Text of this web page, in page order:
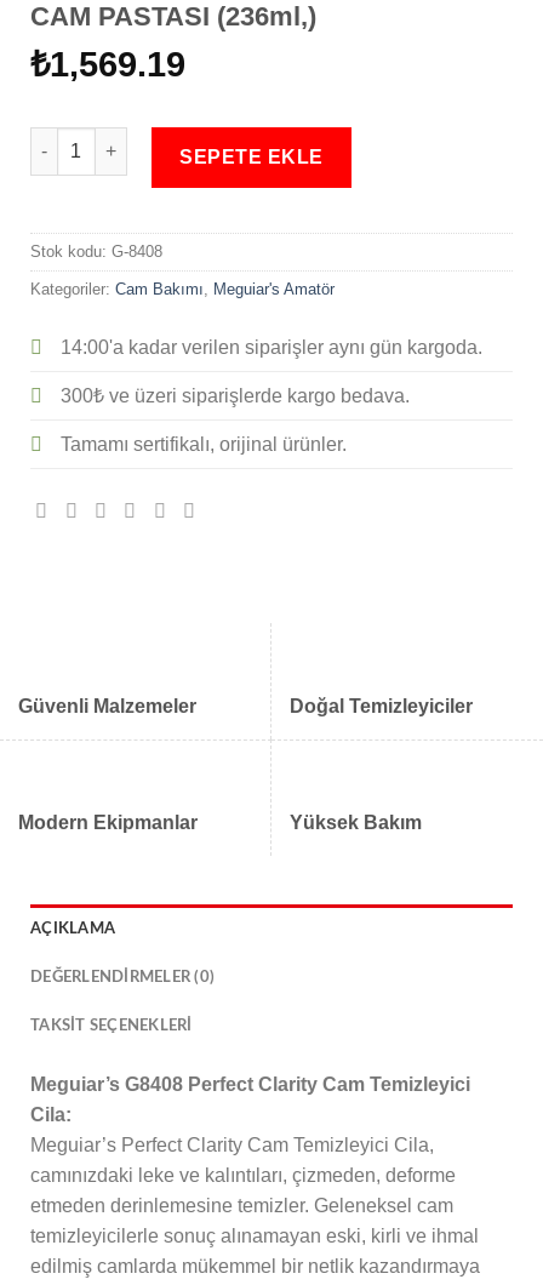
CAM PASTASI (236ml,)
₺1,569.19
G-8408 MEG- PERFECT CLARITY CAM PASTASI (236ml,) adet
SEPETE EKLE
Stok kodu: G-8408
Kategoriler: Cam Bakımı Meguiar's Amatör
14:00'a kadar verilen siparişler aynı gün kargoda.
300₺ ve üzeri siparişlerde kargo bedava.
Tamamı sertifikalı, orijinal ürünler.
Güvenli Malzemeler Doğal Temizleyiciler
Modern Ekipmanlar Yüksek Bakım
AÇIKLAMA
DEĞERLENDIRMELER (0)
TAKSIT SEÇENEKLERI
Meguiar’s G8408 Perfect Clarity Cam Temizleyici
Cila:
Meguiar’s Perfect Clarity Cam Temizleyici Cila,
camınızdaki leke ve kalıntıları, çizmeden, deforme
etmeden derinlemesine temizler. Geleneksel cam
temizleyicilerle sonuç alınamayan eski, kirli ve ihmal
edilmiş camlarda mükemmel bir netlik kazandırmaya